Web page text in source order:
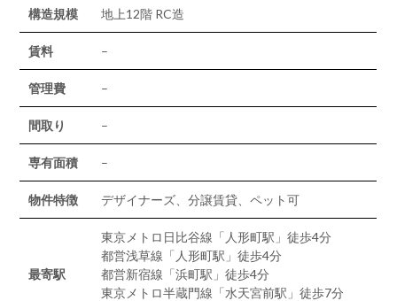
構造規模 地上12階 RC造
賃料 –
管理費 –
間取り –
専有面積 –
物件特徴 デザイナーズ、分譲賃貸、ペット可
最寄駅
東京メトロ日比谷線「人形町駅」徒歩4分
都営浅草線「人形町駅」徒歩4分
都営新宿線「浜町駅」徒歩4分
東京メトロ半蔵門線「水天宮前駅」徒歩7分